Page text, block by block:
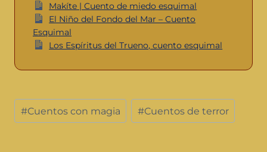
Makíte | Cuento de miedo esquimal
El Niño del Fondo del Mar – Cuento
Esquimal
Los Espíritus del Trueno, cuento esquimal
#Cuentos con magia #Cuentos de terror